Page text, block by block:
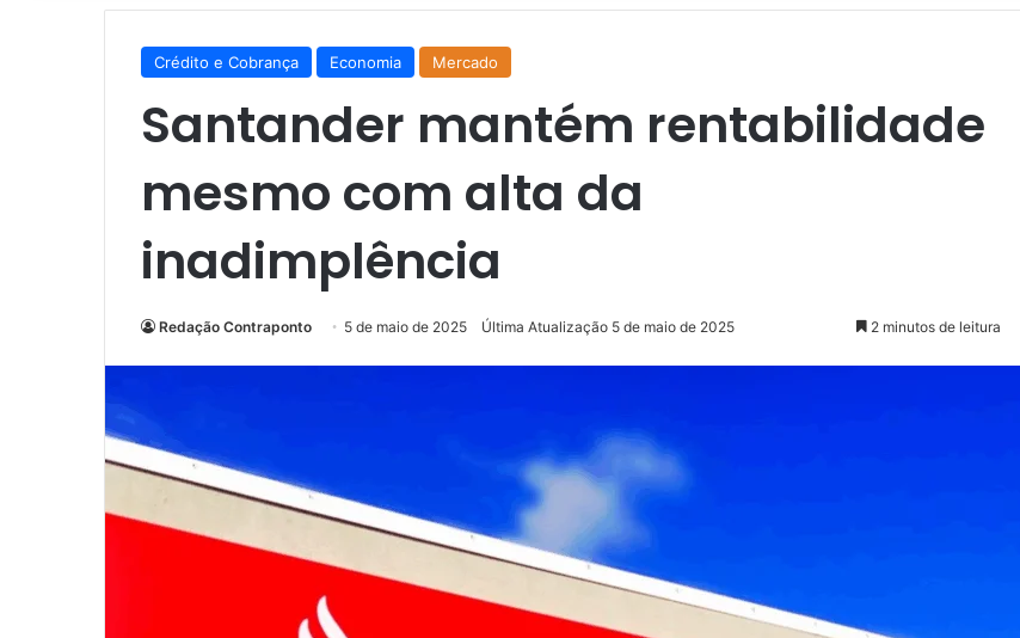
Crédito e Cobrança Economia Mercado
Santander mantém rentabilidade
mesmo com alta da
inadimplência
Redação Contraponto 5 de maio de 2025 Última Atualização 5 de maio de 2025 2 minutos de leitura